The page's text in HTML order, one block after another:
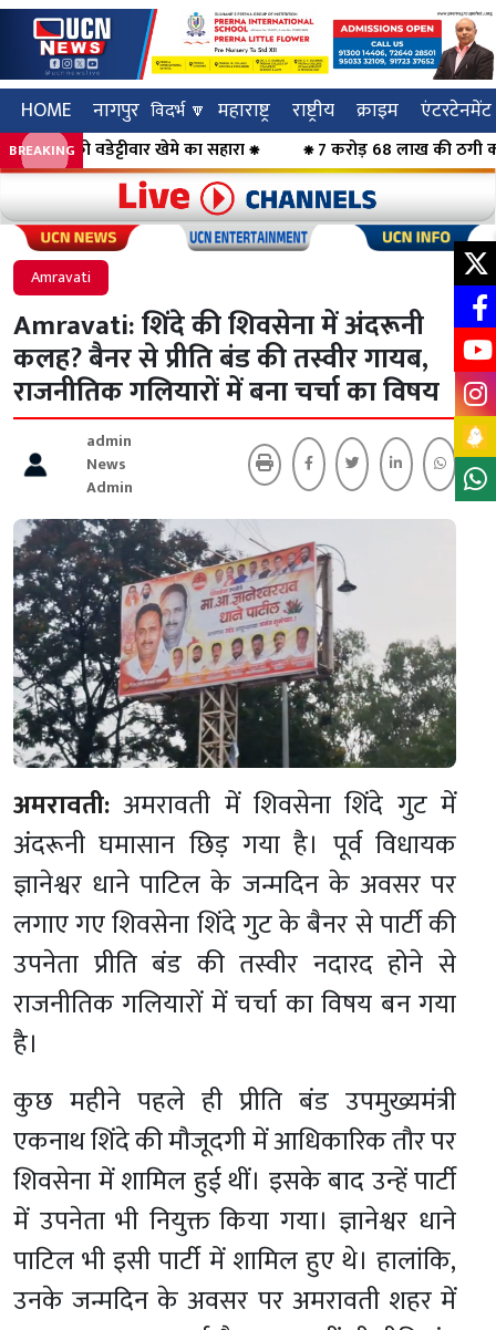
HOME नागपुर विदर्भ 🔽 महाराष्ट्र राष्ट्रीय क्राइम एंटरटेनमेंट
BREAKING
वडेट्टीवार खेमे का सहारा ⁕ ⁕ 7 करोड़ 68 लाख की ठगी का
Click to visit UCN News Click to
Amravati
Amravati: शिंदे की शिवसेना में अंदरूनी
कलह? बैनर से प्रीति बंड की तस्वीर गायब,
राजनीतिक गलियारों में बना चर्चा का विषय
admin
News
Admin
अमरावती: अमरावती में शिवसेना शिंदे गुट में
अंदरूनी घमासान छिड़ गया है। पूर्व विधायक
ज्ञानेश्वर धाने पाटिल के जन्मदिन के अवसर पर
लगाए गए शिवसेना शिंदे गुट के बैनर से पार्टी की
उपनेता प्रीति बंड की तस्वीर नदारद होने से
राजनीतिक गलियारों में चर्चा का विषय बन गया
है।
कुछ महीने पहले ही प्रीति बंड उपमुख्यमंत्री
एकनाथ शिंदे की मौजूदगी में आधिकारिक तौर पर
शिवसेना में शामिल हुई थीं। इसके बाद उन्हें पार्टी
में उपनेता भी नियुक्त किया गया। ज्ञानेश्वर धाने
पाटिल भी इसी पार्टी में शामिल हुए थे। हालांकि,
उनके जन्मदिन के अवसर पर अमरावती शहर में